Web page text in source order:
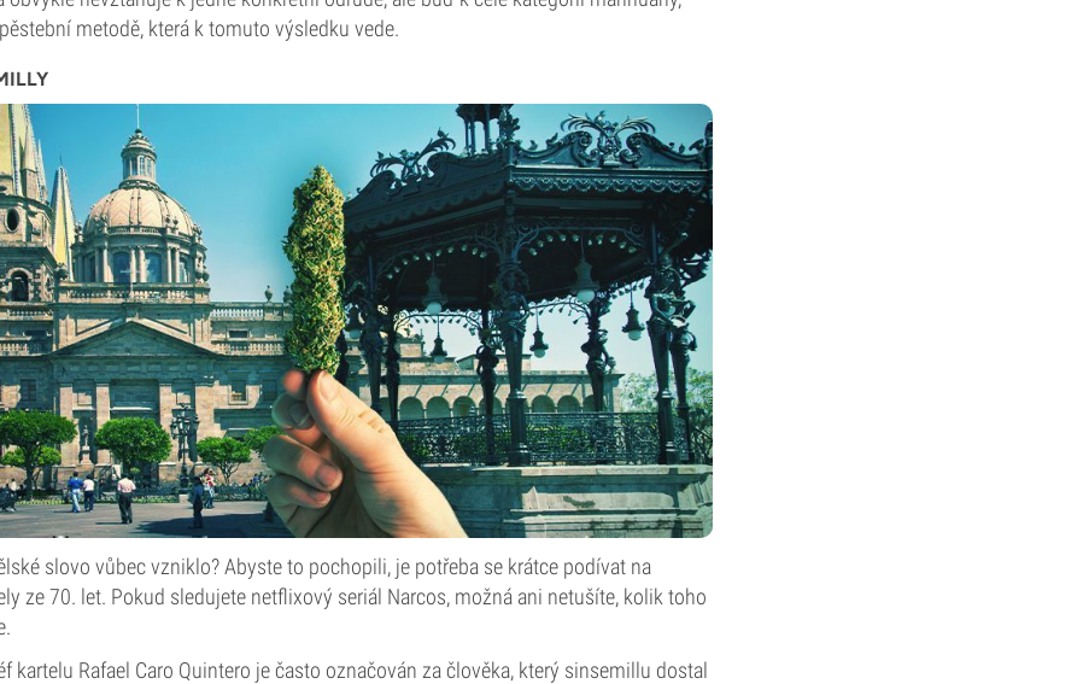
metodě, která k tomuto výsledku vede.
slovo vůbec vzniklo? Abyste to pochopili, je potřeba se krátce podívat na
ze 70. let. Pokud sledujete netflixový seriál Narcos, možná ani netušíte, kolik toho
kartelu Rafael Caro Quintero je často označován za člověka, který sinsemillu dostal